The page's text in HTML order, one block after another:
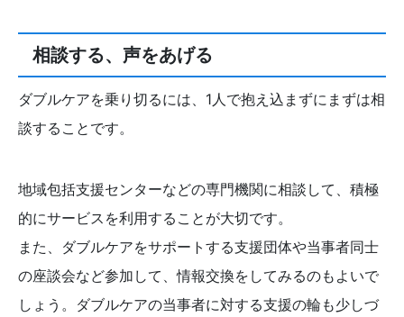
相談する、声をあげる
ダブルケアを乗り切るには、1人で抱え込まずにまずは相
談することです。
地域包括支援センターなどの専門機関に相談して、積極
的にサービスを利用することが大切です。
また、ダブルケアをサポートする支援団体や当事者同士
の座談会など参加して、情報交換をしてみるのもよいで
しょう。ダブルケアの当事者に対する支援の輪も少しづ